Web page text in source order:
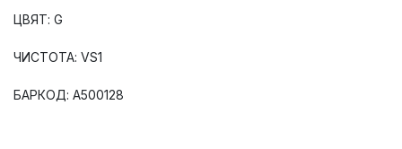
ЦВЯТ: G
ЧИСТОТА: VS1
БАРКОД: А500128